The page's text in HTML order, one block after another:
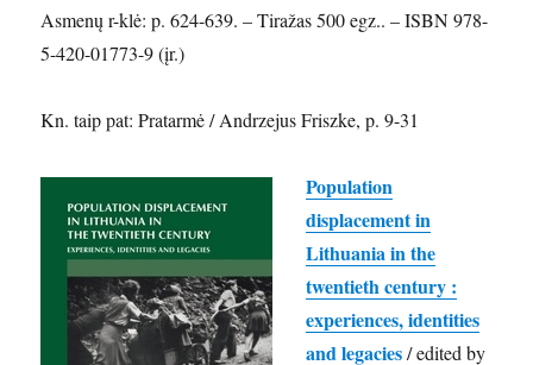
Asmenų r-klė: p. 624-639. – Tiražas 500 egz.. – ISBN 978-
5-420-01773-9 (įr.)
Kn. taip pat: Pratarmė / Andrzejus Friszke, p. 9-31
Population
displacement in
Lithuania in the
twentieth century :
experiences, identities
and legacies/ edited by